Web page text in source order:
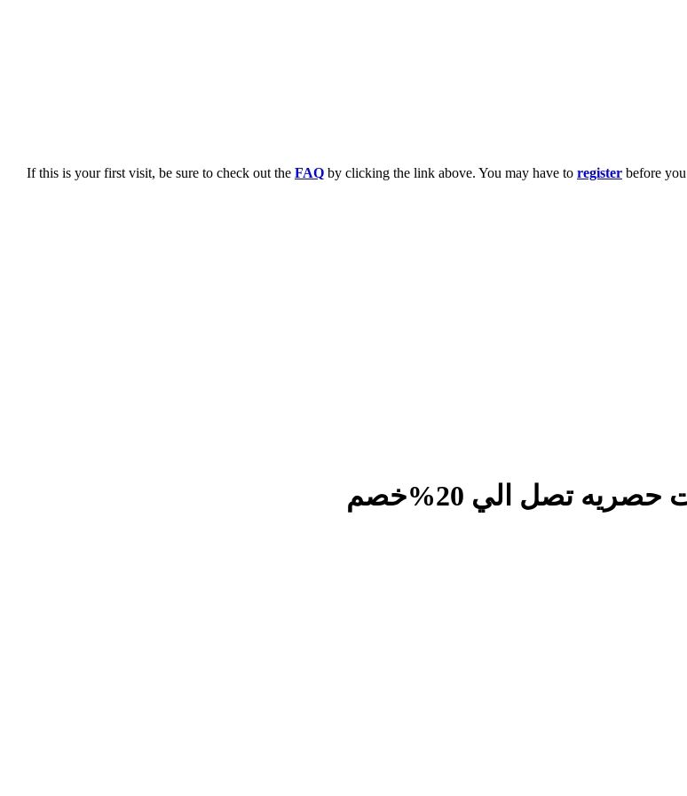
If this is your first visit, be sure to check out the FAQ by clicking the link above. You may have to register before
تصل الي 20%خصم